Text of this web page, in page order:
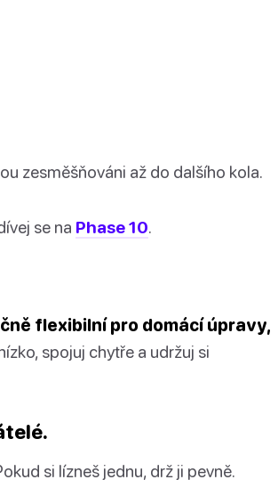
zesměšňováni až do dalšího kola.
se na Phase 10.
flexibilní pro domácí úpravy,
spojuj chytře a udržuj si
si lízneš jednu, drž ji pevně.